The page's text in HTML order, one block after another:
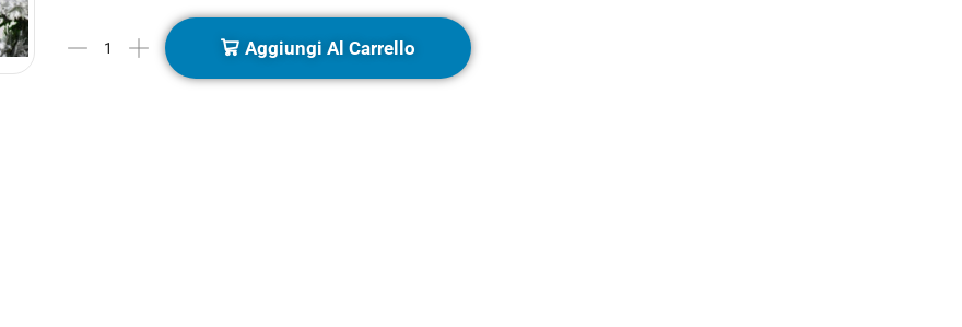
Aggiungi Al Carrello